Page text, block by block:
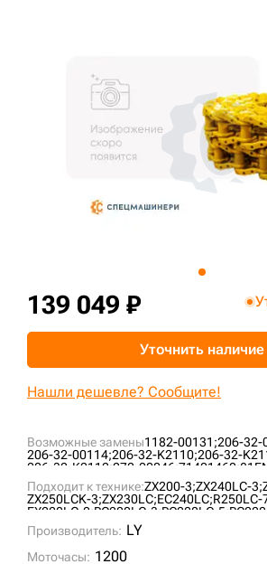
Возможные замены1182-00131;206-32-
206-32-00114;206-32-K2110;206-32-
206-32-K2112;272-00046;71401460;
9098529;
9181001;9202848;
AT186160;AT217896;AT219479;
E15698B1M00051;E40208C0Y00051;
LH1075/51;TH109773;
Подходит к технике:ZX200-3;ZX240LC-3;
ZX250LCK-3;ZX230LC;EC240LC;R250LC-
EX220LC-2;PC220LC-3;PC220LC-5;
PC220LC-8;
EC240BLC;
EX220LC-3;EX255LC;
R250LC-7A; R250LC-9;
Производитель: LY
Моточасы: 1200
139 049 ₽
Уточнить наличие
Нашли дешевле? Сообщите!
sksale@skdst.ru
+7 (499) 394-50-93